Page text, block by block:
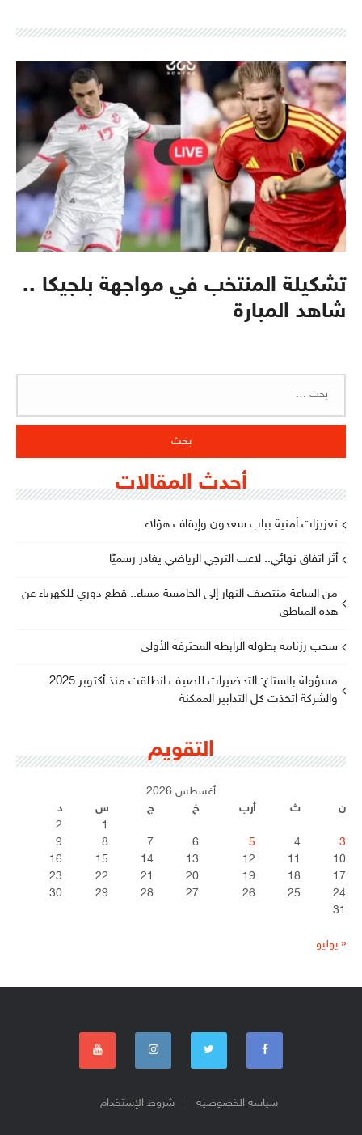
تشكيلة المنتخب في مواجهة بلجيكا ..
شاهد المبارة
أحدث المقالات
تعزيزات أمنية بباب سعدون وإيقاف هؤلاء
أثر اتفاق نهائي.. لاعب الترجي الرياضي يغادر رسميًا
من الساعة منتصف النهار إلى الخامسة مساء.. قطع دوري للكهرباء عن
هذه المناطق
سحب رزنامة بطولة الرابطة المحترفة الأولى
مسؤولة بالستاغ: التحضيرات للصيف انطلقت منذ أكتوبر 2025
والشركة اتخذت كل التدابير الممكنة
التقويم
أغسطس 2026
ن
ث أرب خ ج س
د
1
2
3
4
5
6
7
8
9
10
11
12
13
14
15
16
17
18
19
20
21
22
23
24
25
26
27
28
29
30
31
« يوليو
سياسة الخصوصية شروط الإستخدام